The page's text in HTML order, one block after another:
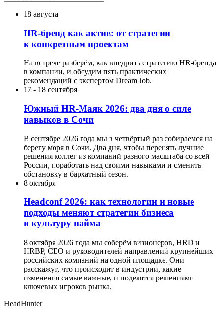
18 августа
HR-бренд как актив: от стратегии
к конкретным проектам
На встрече разберём, как внедрить стратегию HR-бренда
в компании, и обсудим пять практических
рекомендаций с экспертом Dream Job.
17 - 18 сентября
Южный HR-Маяк 2026: два дня о силе
навыков в Сочи
В сентябре 2026 года мы в четвёртый раз собираемся на
берегу моря в Сочи. Два дня, чтобы перенять лучшие
решения коллег из компаний разного масштаба со всей
России, поработать над своими навыками и сменить
обстановку в бархатный сезон.
8 октября
Headсonf 2026: как технологии и новые
подходы меняют стратегии бизнеса
и культуру найма
8 октября 2026 года мы соберём визионеров, HRD и
HRBP, СЕО и руководителей направлений крупнейших
российских компаний на одной площадке. Они
расскажут, что происходит в индустрии, какие
изменения самые важные, и поделятся решениями
ключевых игроков рынка.
HeadHunter